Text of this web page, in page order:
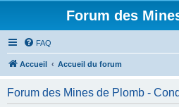
Forum des
FAQ
Accueil Accueil du forum
Forum des Mines de Plomb -